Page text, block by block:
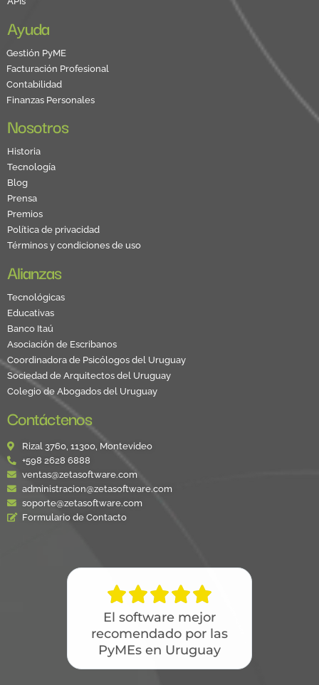
Ayuda
Gestión PyME
Facturación Profesional
Contabilidad
Finanzas Personales
Nosotros
Historia
Tecnología
Blog
Prensa
Premios
Política de privacidad
Términos y condiciones de uso
Alianzas
Tecnológicas
Educativas
Banco Itaú
Asociación de Escribanos
Coordinadora de Psicólogos del Uruguay
Sociedad de Arquitectos del Uruguay
Colegio de Abogados del Uruguay
Contáctenos
Rizal 3760, 11300, Montevideo
+598 2628 6888
ventas@zetasoftware.com
administracion@zetasoftware.com
soporte@zetasoftware.com
Formulario de Contacto

El software mejor
recomendado por las
PyMEs en Uruguay